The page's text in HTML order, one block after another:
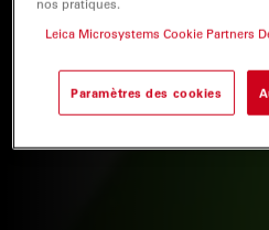
Leica Microsystems Cookie Partners
Paramètres des cookies